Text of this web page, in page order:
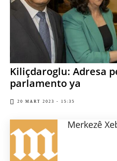
Kiliçdaroglu: Adresa
parlamento ya
20 MART 2023 - 15:35
Merkezê